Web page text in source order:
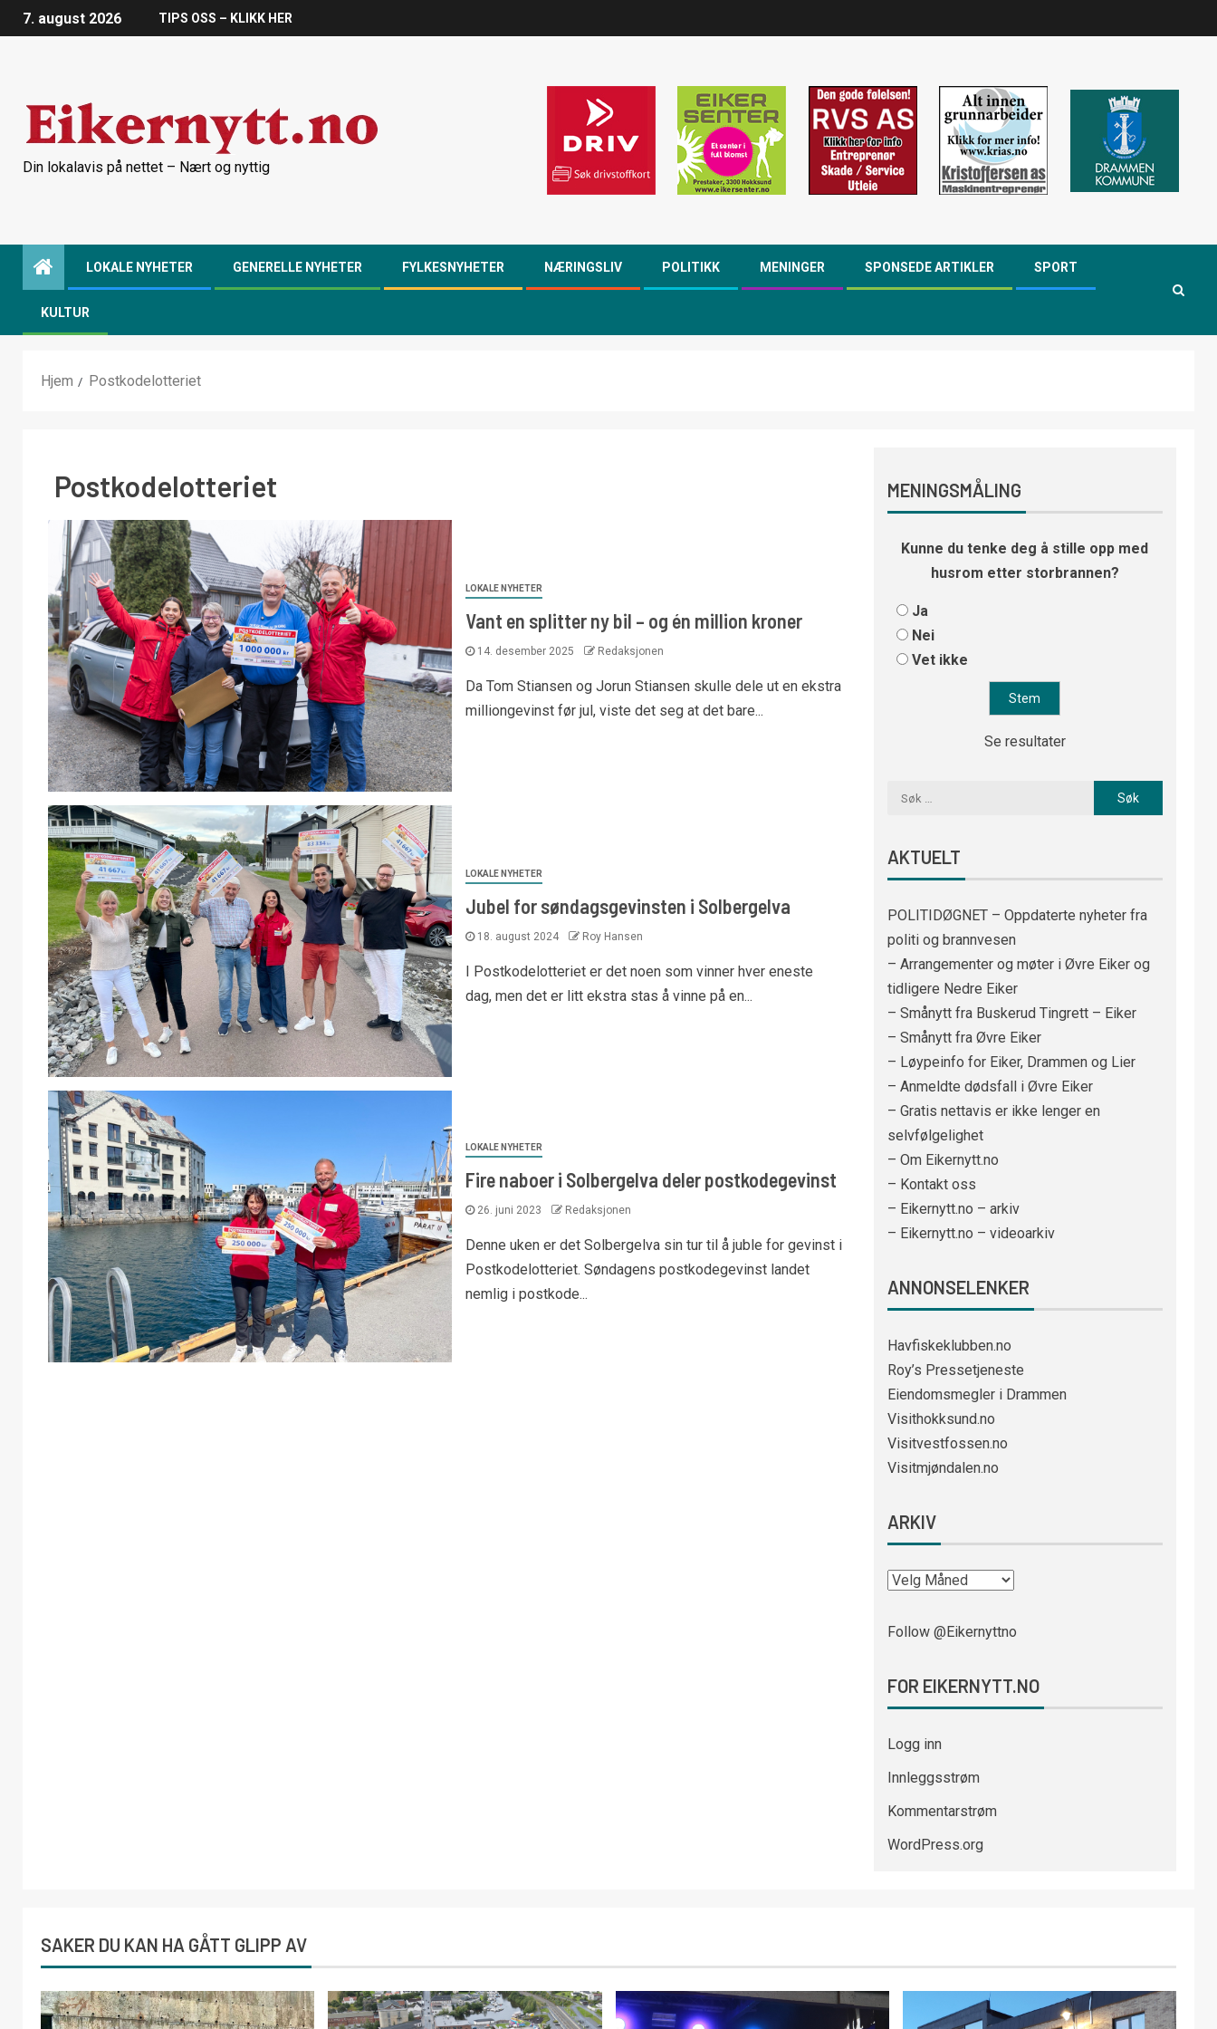
7. august 2026 TIPS OSS – KLIKK HER
Din lokalavis på nettet – Nært og nyttig
LOKALE NYHETER GENERELLE NYHETER FYLKESNYHETER NÆRINGSLIV POLITIKK MENINGER SPONSEDE ARTIKLER SPORT
KULTUR
Hjem Postkodelotteriet
Postkodelotteriet
LOKALE NYHETER
Vant en splitter ny bil – og én million kroner
14. desember 2025 Redaksjonen
Da Tom Stiansen og Jorun Stiansen skulle dele ut en ekstra
milliongevinst før jul, viste det seg at det bare...
LOKALE NYHETER
Jubel for søndagsgevinsten i Solbergelva
18. august 2024 Roy Hansen
I Postkodelotteriet er det noen som vinner hver eneste
dag, men det er litt ekstra stas å vinne på en...
LOKALE NYHETER
Fire naboer i Solbergelva deler postkodegevinst
26. juni 2023 Redaksjonen
Denne uken er det Solbergelva sin tur til å juble for gevinst i
Postkodelotteriet. Søndagens postkodegevinst landet
nemlig i postkode...
MENINGSMÅLING
Kunne du tenke deg å stille opp med
husrom etter storbrannen?
Ja
Nei
Vet ikke
Se resultater
AKTUELT
POLITIDØGNET – Oppdaterte nyheter fra
politi og brannvesen
– Arrangementer og møter i Øvre Eiker og
tidligere Nedre Eiker
– Smånytt fra Buskerud Tingrett – Eiker
– Smånytt fra Øvre Eiker
– Løypeinfo for Eiker, Drammen og Lier
– Anmeldte dødsfall i Øvre Eiker
– Gratis nettavis er ikke lenger en
selvfølgelighet
– Om Eikernytt.no
– Kontakt oss
– Eikernytt.no – arkiv
– Eikernytt.no – videoarkiv
ANNONSELENKER
Havfiskeklubben.no
Roy’s Pressetjeneste
Eiendomsmegler i Drammen
Visithokksund.no
Visitvestfossen.no
Visitmjøndalen.no
ARKIV
Follow @Eikernyttno
FOR EIKERNYTT.NO
Logg inn
Innleggsstrøm
Kommentarstrøm
WordPress.org
SAKER DU KAN HA GÅTT GLIPP AV